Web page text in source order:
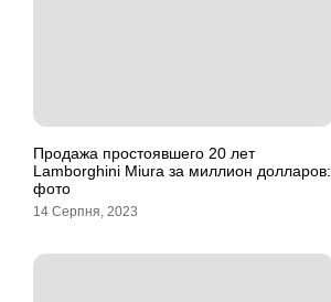
Продажа простоявшего 20 лет
Lamborghini Miura за миллион долларов:
фото
14 Серпня, 2023